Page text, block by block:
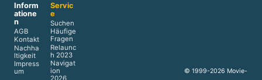
Inform
atione
n
AGB
Kontakt
Nachha
ltigkeit
Impress
um
Servic
e
Suchen
Häufige
Fragen
Relaunc
h 2023
Navigat
ion
2026
© 1999-2026 Movie-